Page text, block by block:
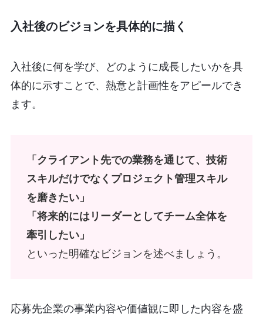
入社後のビジョンを具体的に描く
入社後に何を学び、どのように成長したいかを具
体的に示すことで、熱意と計画性をアピールでき
ます。
「クライアント先での業務を通じて、技術
スキルだけでなくプロジェクト管理スキル
を磨きたい」
「将来的にはリーダーとしてチーム全体を
牽引したい」
といった明確なビジョンを述べましょう。
応募先企業の事業内容や価値観に即した内容を盛